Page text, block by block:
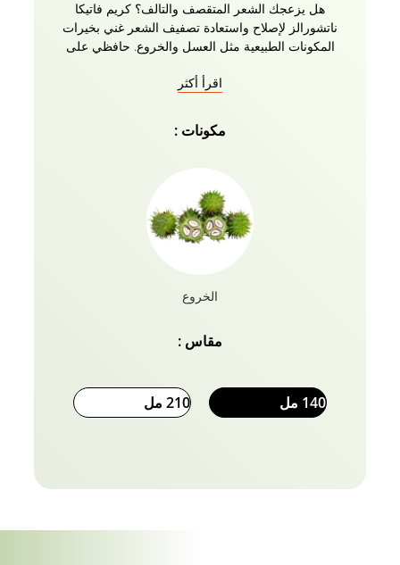
هل يزعجك الشعر المتقصف والتالف؟ كريم فاتيكا
ناتشورالز لإصلاح واستعادة تصفيف الشعر غني بخيرات
المكونات الطبيعية مثل العسل والخروع. حافظي على
والجاف الذي يجعل شعرك أقوى وأكثر صحة ولمعانا بدون
الشعر وفروة الرأس بلطف عن طريق إزالة التراكمات
الناتجة عن الغبار والتلوث وخلايا فروة الرأس الميتة
إذا كان لديك شعر ملون أو هايلايت ، فهذا كريم لطيف
بشكل لا يصدق ولن يتداخل مع جماليات الشعر
الاصطناعي. امنحي نفسك هذا الأسلوب والمظهر الإضافي
اقرأ أكثر
مكونات :
الخروع
مقاس :
140 مل 210 مل